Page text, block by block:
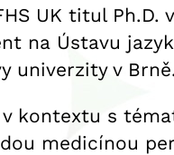
UK titul
na Ústavu
univerzity v Brně.
kontextu s
medicínou